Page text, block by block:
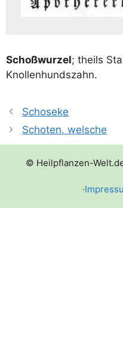
Schoß­wur­zel; theils
Knollenhundszahn.
Schoseke
Schoten, welsche
© Heilpflanzen-
·